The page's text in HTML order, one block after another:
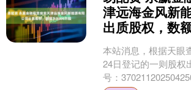
津远海金风新
出质股权，数
本站消息，根据天眼
24日登记的一则股权
号：